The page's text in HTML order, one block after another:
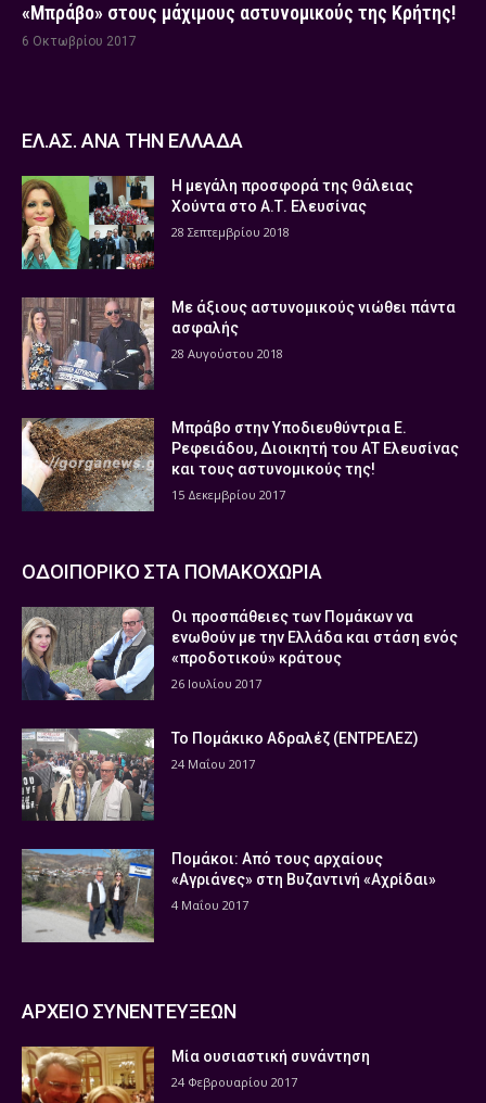
«Μπράβο» στους μάχιμους αστυνομικούς της Κρήτης!
6 Οκτωβρίου 2017
ΕΛ.ΑΣ. ΑΝΑ ΤΗΝ ΕΛΛΑΔΑ
Η μεγάλη προσφορά της Θάλειας
Χούντα στο Α.Τ. Ελευσίνας
28 Σεπτεμβρίου 2018
Με άξιους αστυνομικούς νιώθει πάντα
ασφαλής
28 Αυγούστου 2018
Μπράβο στην Υποδιευθύντρια Ε.
Ρεφειάδου, Διοικητή του ΑΤ Ελευσίνας
και τους αστυνομικούς της!
15 Δεκεμβρίου 2017
ΟΔΟΙΠΟΡΙΚΟ ΣΤΑ ΠΟΜΑΚΟΧΩΡΙΑ
Οι προσπάθειες των Πομάκων να
ενωθούν με την Ελλάδα και στάση ενός
«προδοτικού» κράτους
26 Ιουλίου 2017
Το Πομάκικο Αδραλέζ (ΕΝΤΡΕΛΕΖ)
24 Μαΐου 2017
Πομάκοι: Από τους αρχαίους
«Αγριάνες» στη Βυζαντινή «Αχρίδαι»
4 Μαΐου 2017
ΑΡΧΕΙΟ ΣΥΝΕΝΤΕΥΞΕΩΝ
Μία ουσιαστική συνάντηση
24 Φεβρουαρίου 2017